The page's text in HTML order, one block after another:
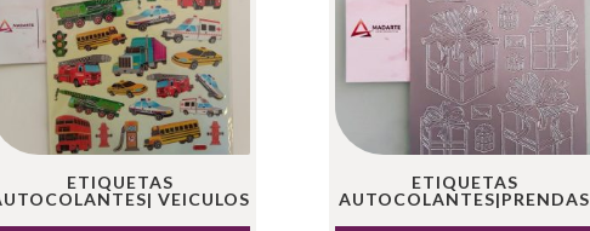
ETIQUETAS
VEICULOS
ETIQUETAS
AUTOCOLANTES|PRENDAS